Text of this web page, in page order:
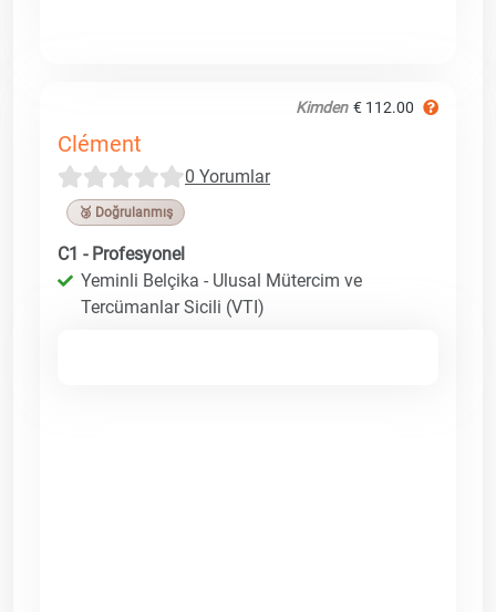
Kimden € 112.00
Clément
0 Yorumlar
🥉 Doğrulanmış
C1 - Profesyonel
Yeminli Belçika - Ulusal Mütercim ve
Tercümanlar Sicili (VTI)